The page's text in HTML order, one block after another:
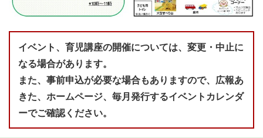
イベント、育児講座の開催については、変更・中止に
なる場合があります。
また、事前申込が必要な場合もありますので、広報あ
きた、ホームページ、毎月発行するイベントカレンダ
ーでご確認ください。